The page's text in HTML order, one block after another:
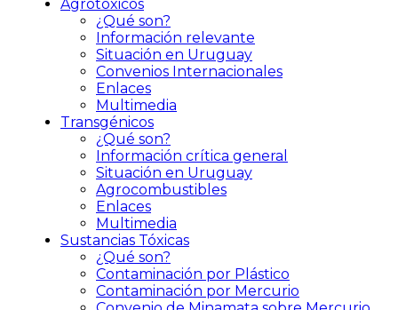
Agrotóxicos
¿Qué son?
Información relevante
Situación en Uruguay
Convenios Internacionales
Enlaces
Multimedia
Transgénicos
¿Qué son?
Información crítica general
Situación en Uruguay
Agrocombustibles
Enlaces
Multimedia
Sustancias Tóxicas
¿Qué son?
Contaminación por Plástico
Contaminación por Mercurio